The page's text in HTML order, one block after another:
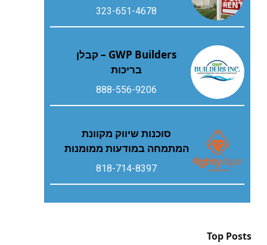
323-651-4678
GWP Builders – קבלן
בריכות
888-556-9206
סוכנות שיווק מקוונת
המתמחה במודעות ממומנות
818-714-8397
Top Posts